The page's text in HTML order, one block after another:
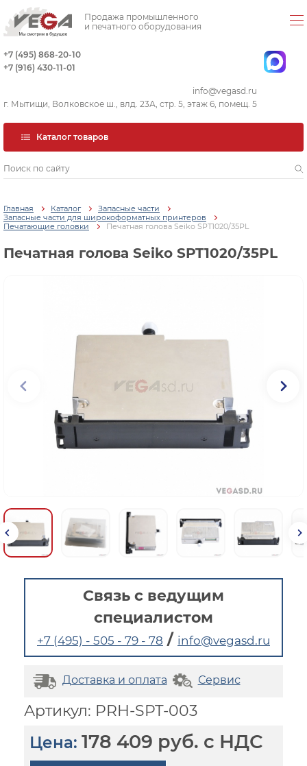
Продажа промышленного
и печатного оборудования
+7 (495) 868-20-10
+7 (916) 430-11-01
info@vegasd.ru
г. Мытищи, Волковское ш., влд. 23А, стр. 5, этаж 6, помещ. 5
Каталог товаров
Главная Каталог
Запасные части
Запасные части для широкоформатных принтеров
Печатающие головки
Печатная голова Seiko SPT1020/35PL
Печатная голова Seiko SPT1020/35PL
Связь с ведущим
специалистом
+7 (495) - 505 - 79 - 78 / info@vegasd.ru
Доставка и оплата Сервис
Артикул: PRH-SPT-003
Цена: 178 409 руб. с НДС